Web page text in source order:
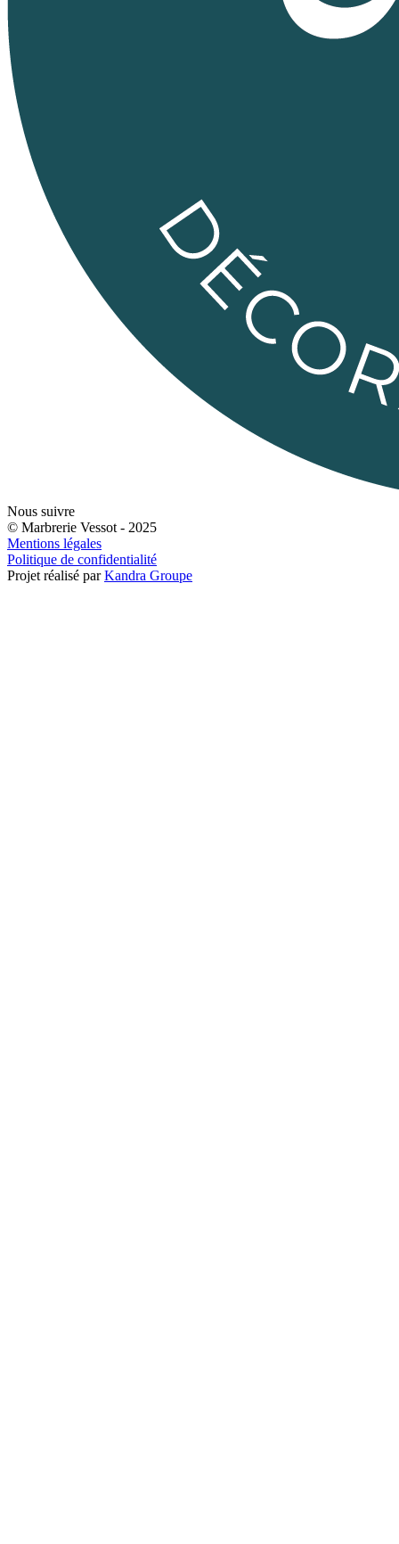
Nous suivre
© Marbrerie Vessot - 2025
Mentions légales
Politique de confidentialité
Projet réalisé parKandra Groupe